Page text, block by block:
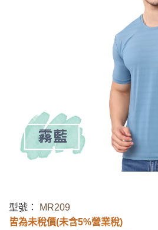
型號：
MR209
皆為未稅價(未含5%營業稅)